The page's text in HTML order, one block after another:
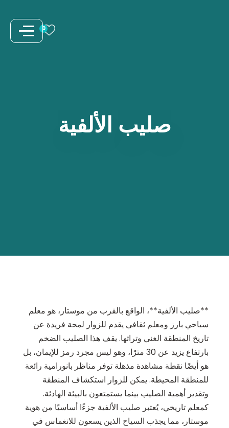
0
صليب الألفية
**صليب الألفية**، الواقع بالقرب من موستار، هو معلم
سياحي بارز ومعلم ثقافي يقدم للزوار لمحة فريدة عن
تاريخ المنطقة الغني وتراثها. يقف هذا الصليب الضخم
بارتفاع يزيد عن 30 مترًا، وهو ليس مجرد رمز للإيمان، بل
هو أيضًا نقطة مشاهدة مذهلة توفر مناظر بانورامية رائعة
للمنطقة المحيطة. يمكن للزوار استكشاف المنطقة
وتقدير أهمية الصليب بينما يستمتعون بالبيئة الهادئة.
كمعلم تاريخي، يُعتبر صليب الألفية جزءًا أساسيًا من هوية
موستار، مما يجذب السياح الذين يسعون للانغماس في